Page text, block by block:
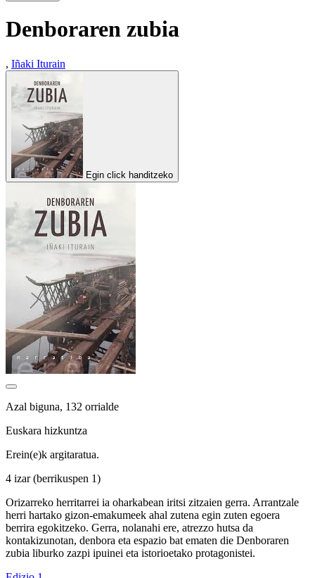
Denboraren zubia
, Iñaki Iturain
Egin click handitzeko
Azal biguna, 132 orrialde
Euskara hizkuntza
Erein(e)k argitaratua.
4 izar(berrikuspen 1)
Orizarreko herritarrei ia oharkabean iritsi zitzaien gerra. Arrantzale
herri hartako gizon-emakumeek ahal zutena egin zuten egoera
berrira egokitzeko. Gerra, nolanahi ere, atrezzo hutsa da
kontakizunotan, denbora eta espazio bat ematen die Denboraren
zubia liburko zazpi ipuinei eta istorioetako protagonistei.